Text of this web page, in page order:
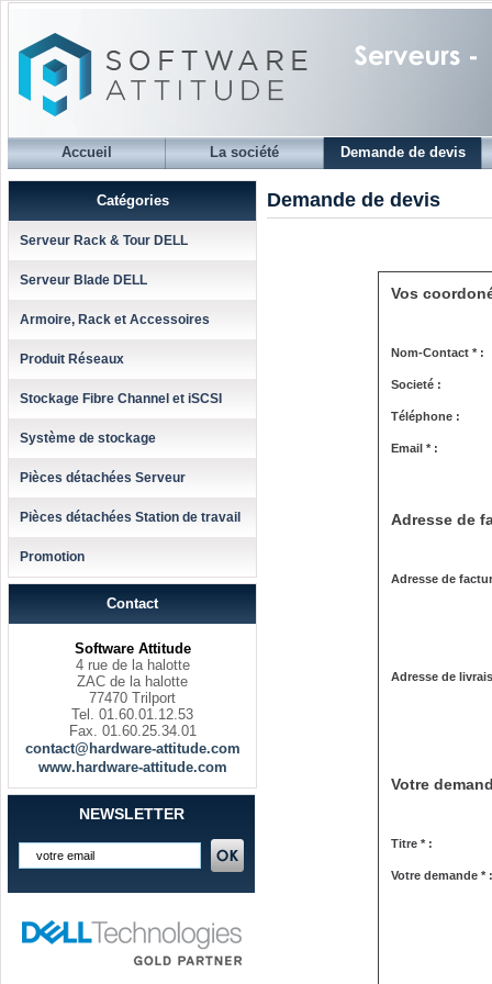
Accueil La société Demande de devis
Catégories
Serveur Rack & Tour DELL
Serveur Blade DELL
Armoire, Rack et Accessoires
Produit Réseaux
Stockage Fibre Channel et iSCSI
Système de stockage
Pièces détachées Serveur
Pièces détachées Station de travail
Promotion
Contact
Software Attitude
4 rue de la halotte
ZAC de la halotte
77470 Trilport
Tel. 01.60.01.12.53
Fax. 01.60.25.34.01
contact@hardware-attitude.com
www.hardware-attitude.com
NEWSLETTER
Demande de devis
Vos
Nom-Contact * :
Societé :
Téléphone :
Email * :
Adresse de
Adresse de
Adresse de
Votre
Titre * :
Votre demande * :